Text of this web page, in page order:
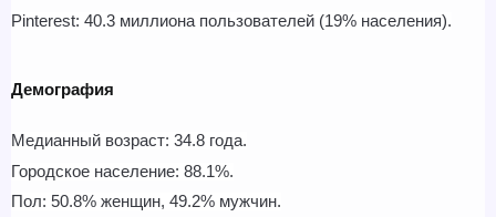
Pinterest: 40.3 миллиона пользователей (19% населения).
Демография
Медианный возраст: 34.8 года.
Городское население: 88.1%.
Пол: 50.8% женщин, 49.2% мужчин.